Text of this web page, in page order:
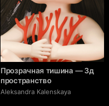
Прозрачная тишина — 3д
пространство
Aleksandra Kalenskaya